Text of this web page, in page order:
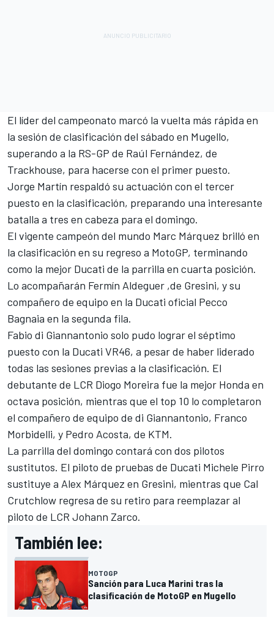
El líder del campeonato marcó la vuelta más rápida en
la sesión de clasificación del sábado en Mugello,
superando a la RS-GP de Raúl Fernández, de
Trackhouse, para hacerse con el primer puesto.
Jorge Martín respaldó su actuación con el tercer
puesto en la clasificación, preparando una interesante
batalla a tres en cabeza para el domingo.
El vigente campeón del mundo Marc Márquez brilló en
la clasificación en su regreso a MotoGP, terminando
como la mejor Ducati de la parrilla en cuarta posición.
Lo acompañarán Fermín Aldeguer ,de Gresini, y su
compañero de equipo en la Ducati oficial Pecco
Bagnaia en la segunda fila.
Fabio di Giannantonio solo pudo lograr el séptimo
puesto con la Ducati VR46, a pesar de haber liderado
todas las sesiones previas a la clasificación. El
debutante de LCR Diogo Moreira fue la mejor Honda en
octava posición, mientras que el top 10 lo completaron
el compañero de equipo de di Giannantonio, Franco
Morbidelli, y Pedro Acosta, de KTM.
La parrilla del domingo contará con dos pilotos
sustitutos. El piloto de pruebas de Ducati Michele Pirro
sustituye a Alex Márquez en Gresini, mientras que Cal
Crutchlow regresa de su retiro para reemplazar al
piloto de LCR Johann Zarco.
También lee:
MOTOGP
Sanción para Luca Marini tras la
clasificación de MotoGP en Mugello